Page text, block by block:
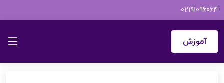
02191096064
آموزش
اینـــــو نرم افزار مدیریت پزشکان داخلی اینو